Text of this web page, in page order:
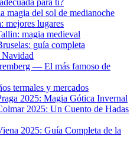
para ti?
magia del sol de medianoche
mejores lugares
magia medieval
guía completa
Navidad
— El más famoso de
termales y mercados
2025: Magia Gótica Invernal
2025: Un Cuento de Hadas
2025: Guía Completa de la